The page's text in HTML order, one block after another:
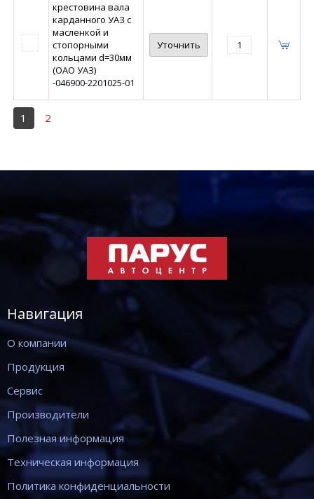
крестовина вала
карданного УАЗ с
масленкой и
стопорными
кольцами d=30мм
(ОАО УАЗ)
-046900-2201025-01
Уточнить
1 2
Навигация
О компании
Продукция
Сервис
Производители
Полезная информация
Техническая информация
Политика конфиденциальности